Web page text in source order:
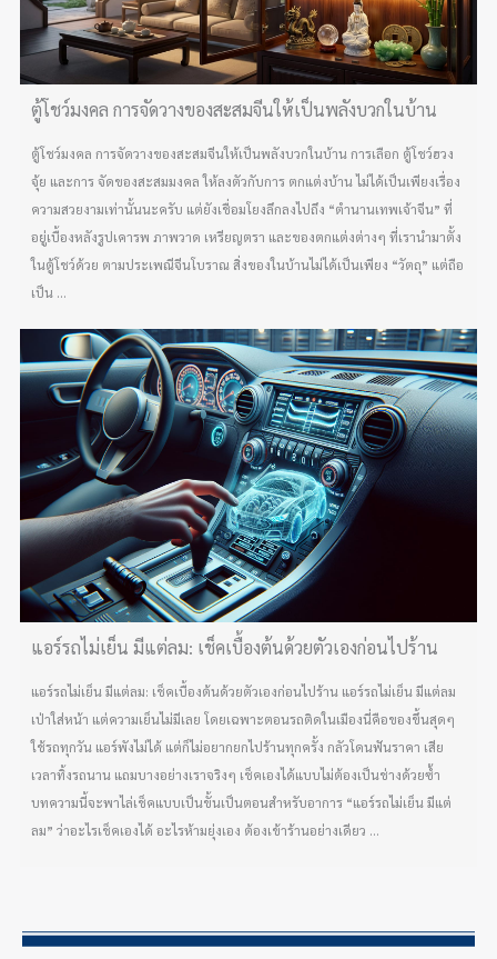
ตู้โชว์มงคล การจัดวางของสะสมจีนให้เป็นพลังบวกในบ้าน
ตู้โชว์มงคล การจัดวางของสะสมจีนให้เป็นพลังบวกในบ้าน การเลือก ตู้โชว์ฮวง
จุ้ย และการ จัดของสะสมมงคล ให้ลงตัวกับการ ตกแต่งบ้าน ไม่ได้เป็นเพียงเรื่อง
ความสวยงามเท่านั้นนะครับ แต่ยังเชื่อมโยงลึกลงไปถึง “ตำนานเทพเจ้าจีน” ที่
อยู่เบื้องหลังรูปเคารพ ภาพวาด เหรียญตรา และของตกแต่งต่างๆ ที่เรานำมาตั้ง
ในตู้โชว์ด้วย ตามประเพณีจีนโบราณ สิ่งของในบ้านไม่ได้เป็นเพียง “วัตถุ” แต่ถือ
เป็น ...
แอร์รถไม่เย็น มีแต่ลม: เช็คเบื้องต้นด้วยตัวเองก่อนไปร้าน
แอร์รถไม่เย็น มีแต่ลม: เช็คเบื้องต้นด้วยตัวเองก่อนไปร้าน แอร์รถไม่เย็น มีแต่ลม
เป่าใส่หน้า แต่ความเย็นไม่มีเลย โดยเฉพาะตอนรถติดในเมืองนี่คือของขึ้นสุดๆ
ใช้รถทุกวัน แอร์พังไม่ได้ แต่ก็ไม่อยากยกไปร้านทุกครั้ง กลัวโดนฟันราคา เสีย
เวลาทิ้งรถนาน แถมบางอย่างเราจริงๆ เช็คเองได้แบบไม่ต้องเป็นช่างด้วยซ้ำ
บทความนี้จะพาไล่เช็คแบบเป็นขั้นเป็นตอนสำหรับอาการ “แอร์รถไม่เย็น มีแต่
ลม” ว่าอะไรเช็คเองได้ อะไรห้ามยุ่งเอง ต้องเข้าร้านอย่างเดียว ...